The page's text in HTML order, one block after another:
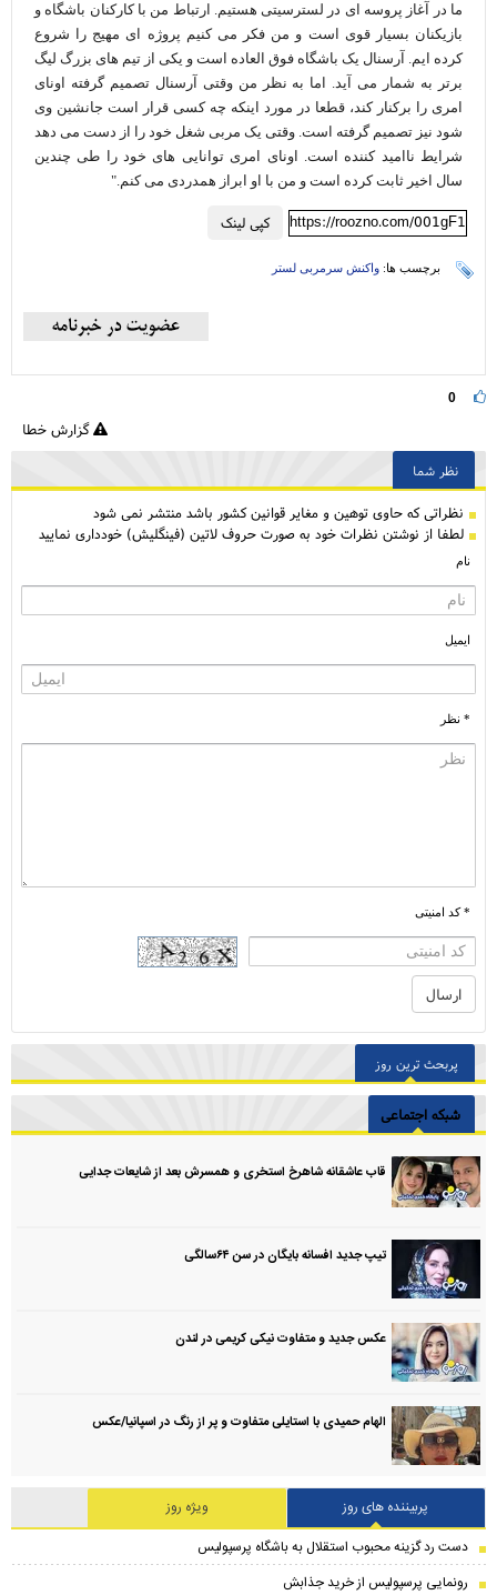
ما در آغاز پروسه ای در لسترسیتی هستیم. ارتباط من با کارکنان باشگاه و
بازیکنان بسیار قوی است و من فکر می کنیم پروژه ای مهیج را شروع
کرده ایم. آرسنال یک باشگاه فوق العاده است و یکی از تیم های بزرگ لیگ
برتر به شمار می آید. اما به نظر من وقتی آرسنال تصمیم گرفته اونای
امری را برکنار کند، قطعا در مورد اینکه چه کسی قرار است جانشین وی
شود نیز تصمیم گرفته است. وقتی یک مربی شغل خود را از دست می دهد
شرایط ناامید کننده است. اونای امری توانایی های خود را طی چندین
سال اخیر ثابت کرده است و من با او ابراز همدردی می کنم."
کپی لینک https://roozno.com/001gF1
برچسب ها: واکنش سرمربی لستر
0
گزارش خطا
نظر شما
نظراتی كه حاوی توهین و مغایر قوانین کشور باشد منتشر نمی شود
لطفا از نوشتن نظرات خود به صورت حروف لاتین (فینگلیش) خودداری نمایید
نام
ایمیل
* نظر
* کد امنیتی
پربحث ترین روز
شبکه اجتماعی
قاب عاشقانه شاهرخ استخری و همسرش بعد از شایعات جدایی
تیپ جدید افسانه بایگان در سن ۶۴سالگی
عکس جدید و متفاوت نیکی کریمی در لندن
الهام حمیدی با استایلی متفاوت و پر از رنگ در اسپانیا/عکس
پربیننده های روز
ویژه روز
دست رد گزینه محبوب استقلال به باشگاه پرسپولیس
رونمایی پرسپولیس از خرید جذابش